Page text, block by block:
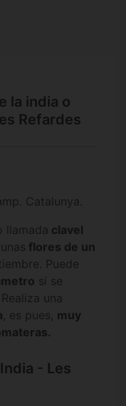
la india o
Refardes
Catalunya.
llamada clavel
flores de un
Puede
si se
una
, es pues, muy
- Les